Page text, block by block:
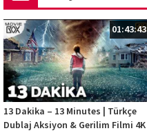
01:43:43
13 Dakika – 13 Minutes | Türkçe
Dublaj Aksiyon & Gerilim Filmi 4K